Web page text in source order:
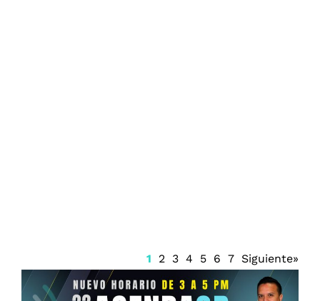
1 2 3 4 5 6 7 Siguiente»